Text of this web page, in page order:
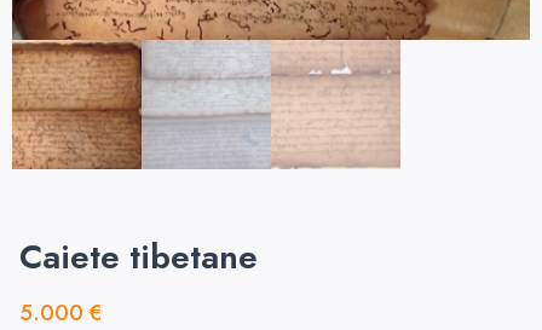
Caiete tibetane
5.000 €